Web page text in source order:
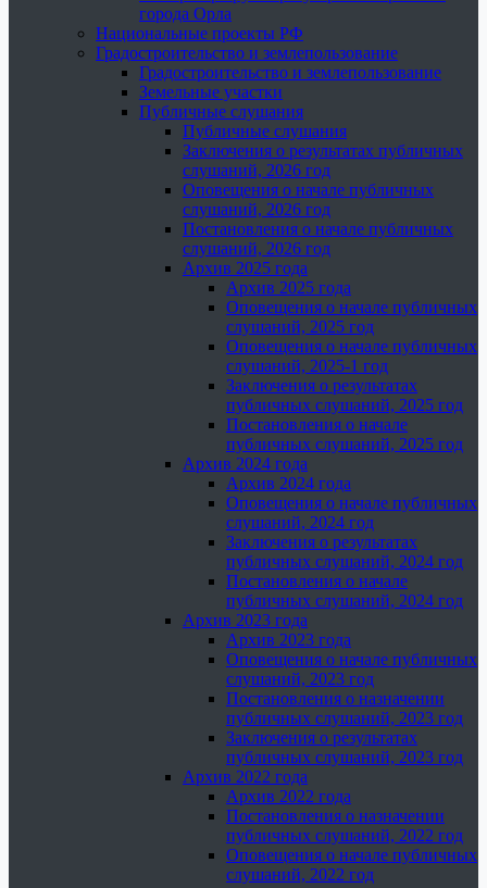
города Орла
Национальные проекты РФ
Градостроительство и землепользование
Градостроительство и землепользование
Земельные участки
Публичные слушания
Публичные слушания
Заключения о результатах публичных
слушаний, 2026 год
Оповещения о начале публичных
слушаний, 2026 год
Постановления о начале публичных
слушаний, 2026 год
Архив 2025 года
Архив 2025 года
Оповещения о начале публичных
слушаний, 2025 год
Оповещения о начале публичных
слушаний, 2025-1 год
Заключения о результатах
публичных слушаний, 2025 год
Постановления о начале
публичных слушаний, 2025 год
Архив 2024 года
Архив 2024 года
Оповещения о начале публичных
слушаний, 2024 год
Заключения о результатах
публичных слушаний, 2024 год
Постановления о начале
публичных слушаний, 2024 год
Архив 2023 года
Архив 2023 года
Оповещения о начале публичных
слушаний, 2023 год
Постановления о назначении
публичных слушаний, 2023 год
Заключения о результатах
публичных слушаний, 2023 год
Архив 2022 года
Архив 2022 года
Постановления о назначении
публичных слушаний, 2022 год
Оповещения о начале публичных
слушаний, 2022 год